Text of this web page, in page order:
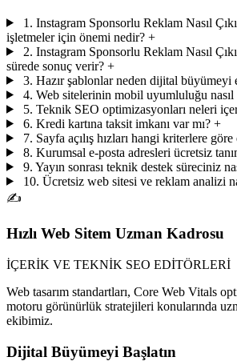
1. Instagram Sponsorlu Reklam Nasıl
işletmeler için önemi nedir? +
2. Instagram Sponsorlu Reklam Nasıl
sürede sonuç verir? +
3. Hazır şablonlar neden dijital büyümeyi
4. Web sitelerinin mobil uyumluluğu nasıl
5. Teknik SEO optimizasyonları neleri
6. Kredi kartına taksit imkanı var mı? +
7. Sayfa açılış hızları hangi kriterlere
8. Kurumsal e-posta adresleri ücretsiz
9. Yayın sonrası teknik destek süreciniz
10. Ücretsiz web sitesi ve reklam analizi
✍️
Hızlı Web Sitem Uzman Kadrosu
İÇERİK VE TEKNİK SEO EDİTÖRLERİ
Web tasarım standartları, Core Web Vitals
motoru görünürlük stratejileri konularında
ekibimiz.
Dijital Büyümeyi Başlatın